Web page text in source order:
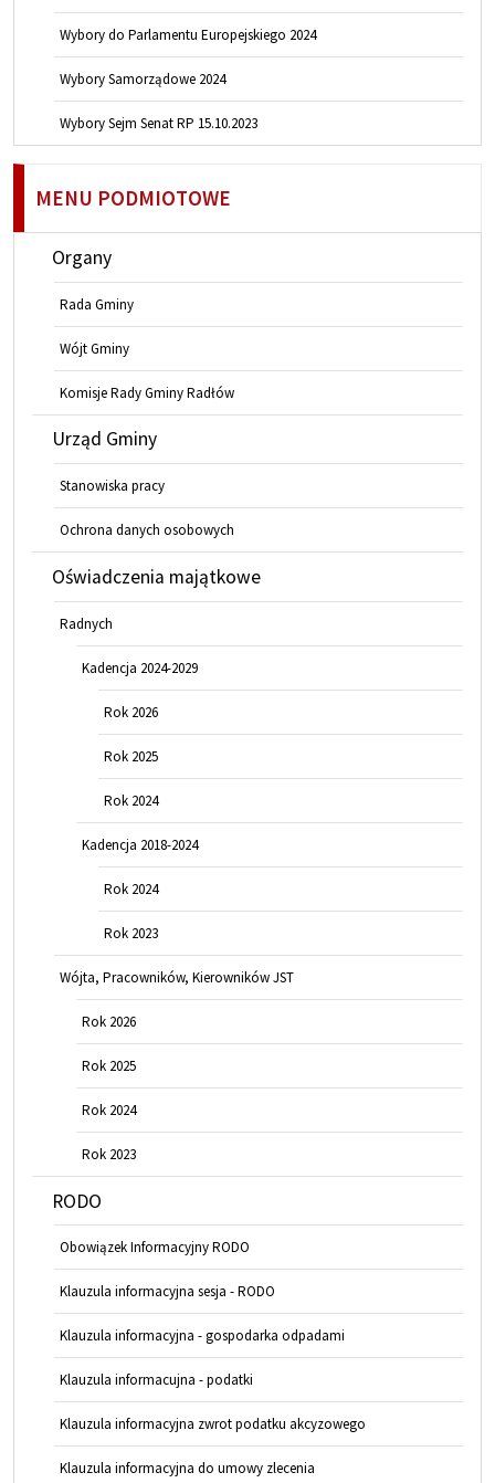
Wybory do Parlamentu Europejskiego 2024
Wybory Samorządowe 2024
Wybory Sejm Senat RP 15.10.2023
MENU PODMIOTOWE
Organy
Rada Gminy
Wójt Gminy
Komisje Rady Gminy Radłów
Urząd Gminy
Stanowiska pracy
Ochrona danych osobowych
Oświadczenia majątkowe
Radnych
Kadencja 2024-2029
Rok 2026
Rok 2025
Rok 2024
Kadencja 2018-2024
Rok 2024
Rok 2023
Wójta, Pracowników, Kierowników JST
Rok 2026
Rok 2025
Rok 2024
Rok 2023
RODO
Obowiązek Informacyjny RODO
Klauzula informacyjna sesja - RODO
Klauzula informacyjna - gospodarka odpadami
Klauzula informacujna - podatki
Klauzula informacyjna zwrot podatku akcyzowego
Klauzula informacyjna do umowy zlecenia